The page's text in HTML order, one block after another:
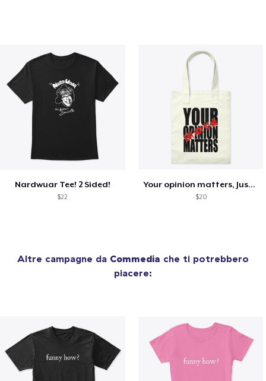
Nardwuar Tee! 2 Sided!
$22
Your opinion matters, Just not to me!
$20
Altre campagne da Commedia che ti potrebbero
piacere: